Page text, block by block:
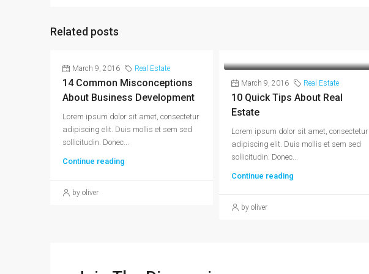
Related posts
March 9, 2016 Real Estate
14 Common Misconceptions
About Business Development
Lorem ipsum dolor sit amet, consectetur
adipiscing elit. Duis mollis et sem sed
sollicitudin. Donec...
Continue reading
by oliver
March 9, 2016 Real Estate
10 Quick Tips About Real
Estate
Lorem ipsum dolor sit amet, consectetur
adipiscing elit. Duis mollis et sem sed
sollicitudin. Donec...
Continue reading
by oliver